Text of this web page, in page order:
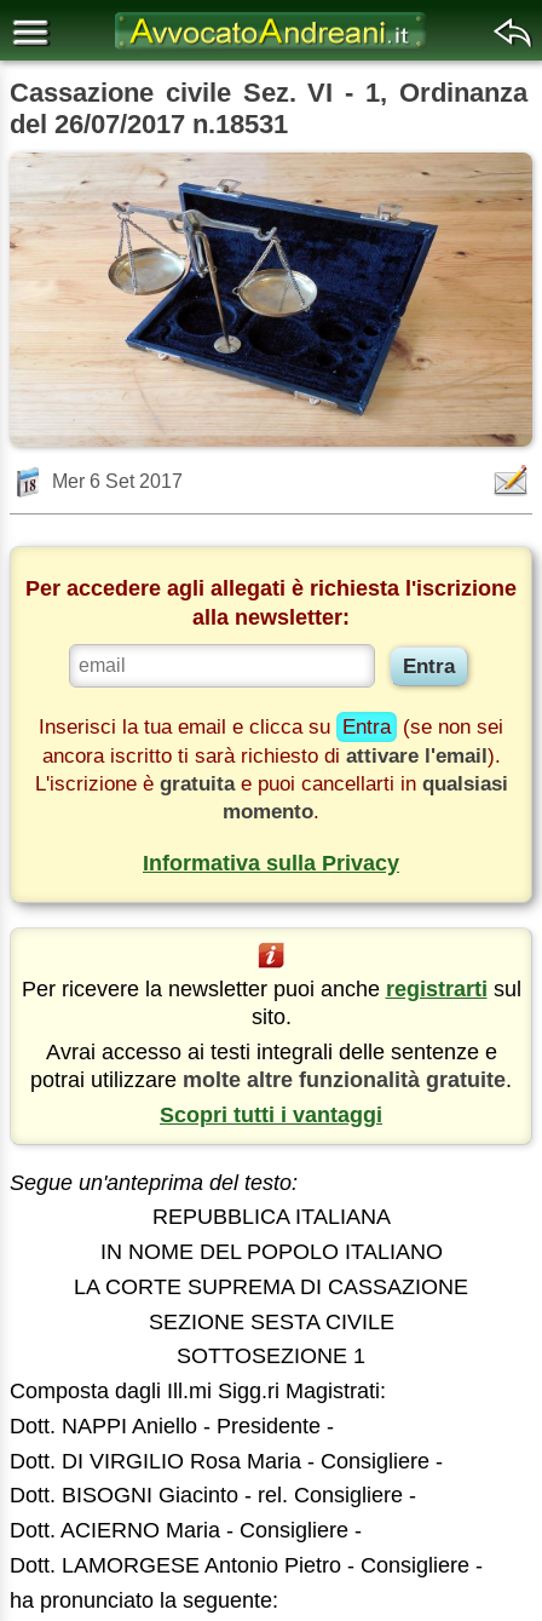
Cassazione civile Sez. VI - 1, Ordinanza
del 26/07/2017 n.18531
Mer 6 Set 2017
Per accedere agli allegati è richiesta l'iscrizione
alla newsletter:
Inserisci la tua email e clicca su Entra (se non sei
ancora iscritto ti sarà richiesto di attivare l'email).
L'iscrizione è gratuitae puoi cancellarti in qualsiasi
momento.
Informativa sulla Privacy
Per ricevere la newsletter puoi anche registrarti sul
sito.
Avrai accesso ai testi integrali delle sentenze e
potrai utilizzare molte altre funzionalità gratuite.
Scopri tutti i vantaggi
Segue un'anteprima del testo:
REPUBBLICA ITALIANA
IN NOME DEL POPOLO ITALIANO
LA CORTE SUPREMA DI CASSAZIONE
SEZIONE SESTA CIVILE
SOTTOSEZIONE 1
Composta dagli Ill.mi Sigg.ri Magistrati:
Dott. NAPPI Aniello - Presidente -
Dott. DI VIRGILIO Rosa Maria - Consigliere -
Dott. BISOGNI Giacinto - rel. Consigliere -
Dott. ACIERNO Maria - Consigliere -
Dott. LAMORGESE Antonio Pietro - Consigliere -
ha pronunciato la seguente: